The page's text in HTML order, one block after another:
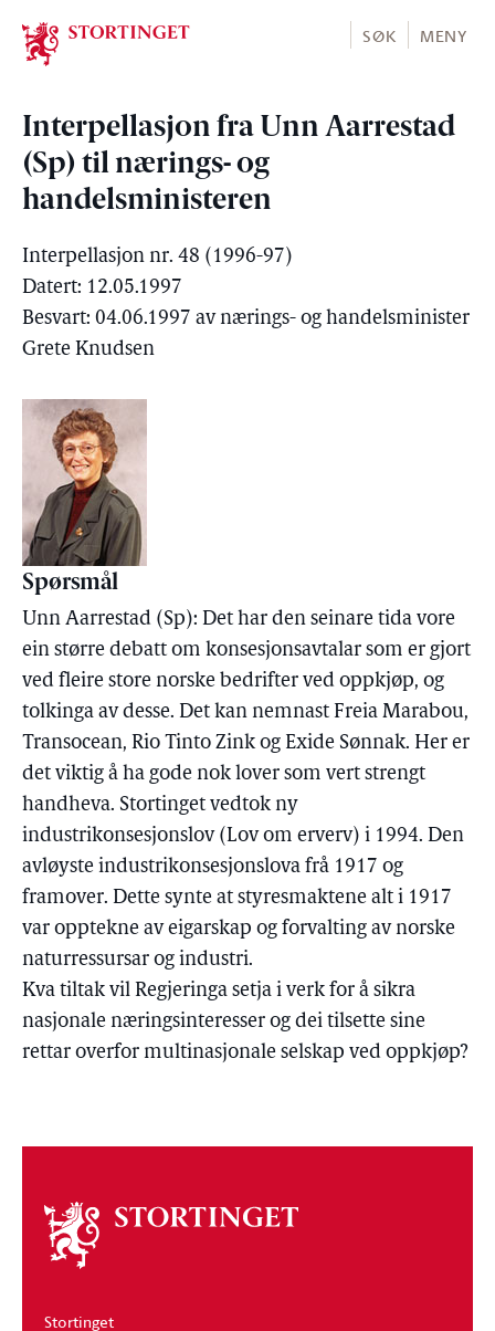
Stortinget.no
SØK MENY
Interpellasjon fra Unn Aarrestad
(Sp) til nærings- og
handelsministeren
Interpellasjon nr. 48 (1996-97)
Datert: 12.05.1997
Besvart: 04.06.1997 av nærings- og handelsminister
Grete Knudsen
Spørsmål
Unn Aarrestad (Sp): Det har den seinare tida vore
ein større debatt om konsesjonsavtalar som er gjort
ved fleire store norske bedrifter ved oppkjøp, og
tolkinga av desse. Det kan nemnast Freia Marabou,
Transocean, Rio Tinto Zink og Exide Sønnak. Her er
det viktig å ha gode nok lover som vert strengt
handheva. Stortinget vedtok ny
industrikonsesjonslov (Lov om erverv) i 1994. Den
avløyste industrikonsesjonslova frå 1917 og
framover. Dette synte at styresmaktene alt i 1917
var opptekne av eigarskap og forvalting av norske
naturressursar og industri.
Kva tiltak vil Regjeringa setja i verk for å sikra
nasjonale næringsinteresser og dei tilsette sine
rettar overfor multinasjonale selskap ved oppkjøp?
Om
stortinget
Stortinget